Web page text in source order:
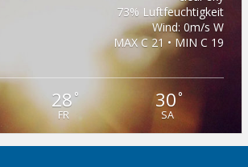
73% Luftfeuchtigkeit
Wind: 0m/s W
MAX C 21 • MIN C 19
28 °
FR
30°
SA